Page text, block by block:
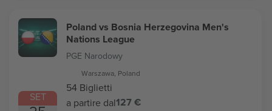
SET
Poland vs Bosnia Herzegovina Men's
Nations League
PGE Narodowy
Warszawa, Poland
54 Biglietti
a partire dal127 €